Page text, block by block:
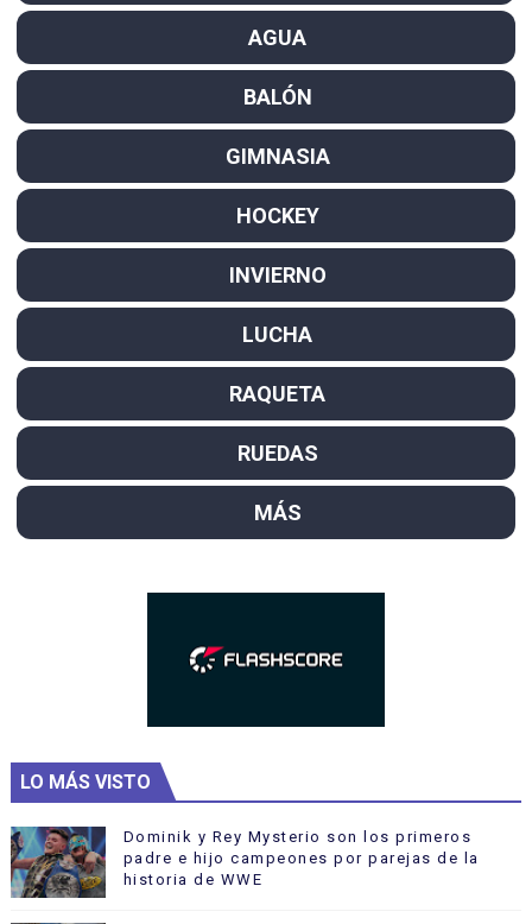
AGUA
BALÓN
GIMNASIA
HOCKEY
INVIERNO
LUCHA
RAQUETA
RUEDAS
MÁS
LO MÁS VISTO
Dominik y Rey Mysterio son los primeros
padre e hijo campeones por parejas de la
historia de WWE